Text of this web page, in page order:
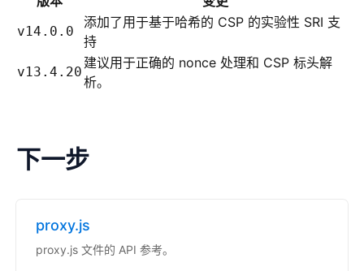
v14.0.0
添加了用于基于哈希的 CSP 的实验性 SRI 支
持
v13.4.20
建议用于正确的 nonce 处理和 CSP 标头解
析。
下一步
proxy.js
proxy.js 文件的 API 参考。